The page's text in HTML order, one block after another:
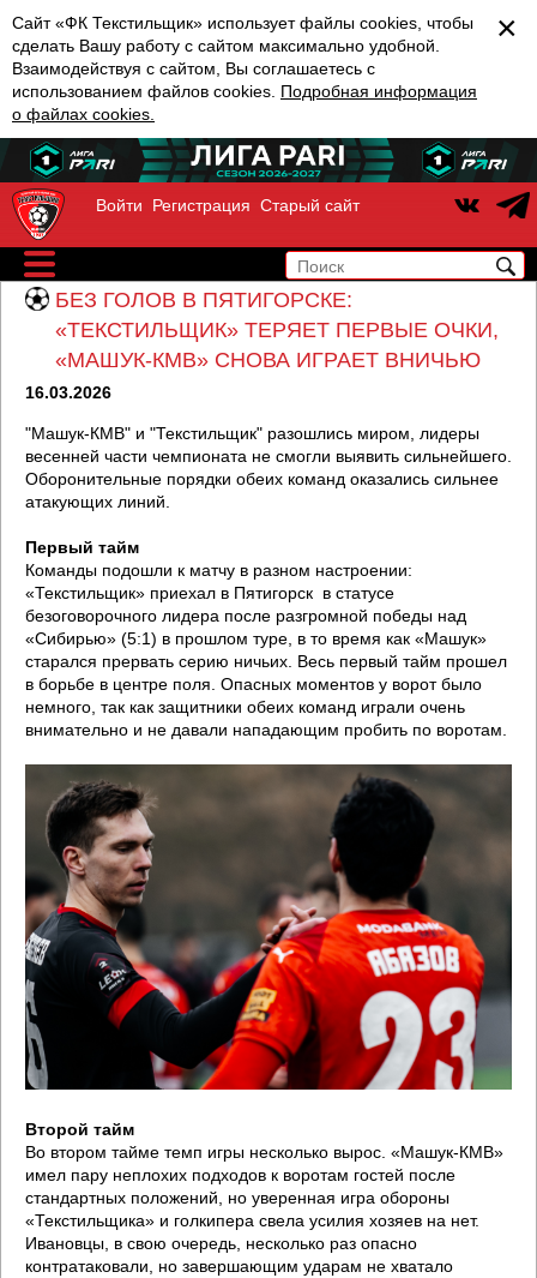
×
Сайт «ФК Текстильщик» использует файлы cookies, чтобы
сделать Вашу работу с сайтом максимально удобной.
Взаимодействуя с сайтом, Вы соглашаетесь с
использованием файлов cookies. Подробная информация
о файлах cookies.
Войти Регистрация Старый сайт
БЕЗ ГОЛОВ В ПЯТИГОРСКЕ:
«ТЕКСТИЛЬЩИК» ТЕРЯЕТ ПЕРВЫЕ ОЧКИ,
«МАШУК-КМВ» СНОВА ИГРАЕТ ВНИЧЬЮ
16.03.2026
"Машук-КМВ" и "Текстильщик" разошлись миром, лидеры
весенней части чемпионата не смогли выявить сильнейшего.
Оборонительные порядки обеих команд оказались сильнее
атакующих линий.
Первый тайм
Команды подошли к матчу в разном настроении:
«Текстильщик» приехал в Пятигорск в статусе
безоговорочного лидера после разгромной победы над
«Сибирью» (5:1) в прошлом туре, в то время как «Машук»
старался прервать серию ничьих. Весь первый тайм прошел
в борьбе в центре поля. Опасных моментов у ворот было
немного, так как защитники обеих команд играли очень
внимательно и не давали нападающим пробить по воротам.
Второй тайм
Во втором тайме темп игры несколько вырос. «Машук-КМВ»
имел пару неплохих подходов к воротам гостей после
стандартных положений, но уверенная игра обороны
«Текстильщика» и голкипера свела усилия хозяев на нет.
Ивановцы, в свою очередь, несколько раз опасно
контратаковали, но завершающим ударам не хватало